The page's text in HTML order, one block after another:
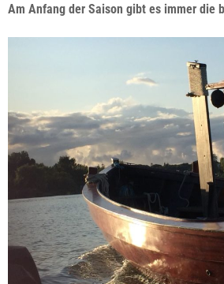
Am Anfang der Saison gibt es immer die